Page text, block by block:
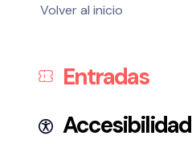
Volver al inicio
Entradas
Accesibilidad